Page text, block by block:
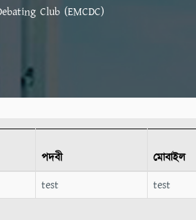
Club (EMCDC)
পদবী মোবাইল
test test